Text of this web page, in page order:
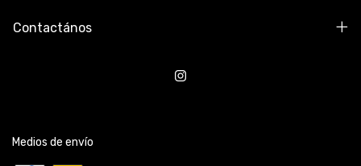
Contactános
Medios de envío